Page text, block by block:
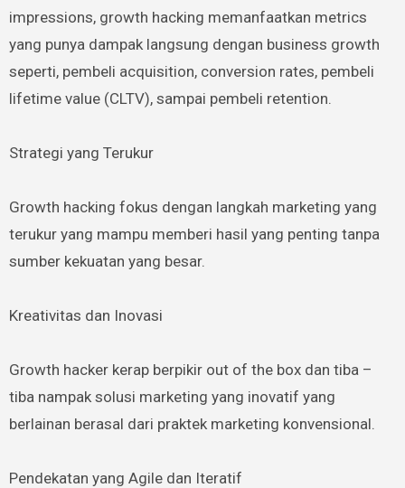
impressions, growth hacking memanfaatkan metrics
yang punya dampak langsung dengan business growth
seperti, pembeli acquisition, conversion rates, pembeli
lifetime value (CLTV), sampai pembeli retention.
Strategi yang Terukur
Growth hacking fokus dengan langkah marketing yang
terukur yang mampu memberi hasil yang penting tanpa
sumber kekuatan yang besar.
Kreativitas dan Inovasi
Growth hacker kerap berpikir out of the box dan tiba –
tiba nampak solusi marketing yang inovatif yang
berlainan berasal dari praktek marketing konvensional.
Pendekatan yang Agile dan Iteratif